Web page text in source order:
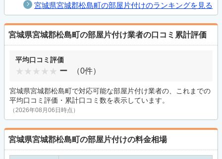
宮城県宮城郡松島町の部屋片付けのランキングを見る
宮城県宮城郡松島町の部屋片付け業者の口コミ累計評価
平均口コミ評価
ー （0件）
宮城県宮城郡松島町で対応可能な部屋片付け業者の、これまでの
平均口コミ評価・累計口コミ数を表示しています。
（2026年08月06日時点）
宮城県宮城郡松島町の部屋片付けの料金相場